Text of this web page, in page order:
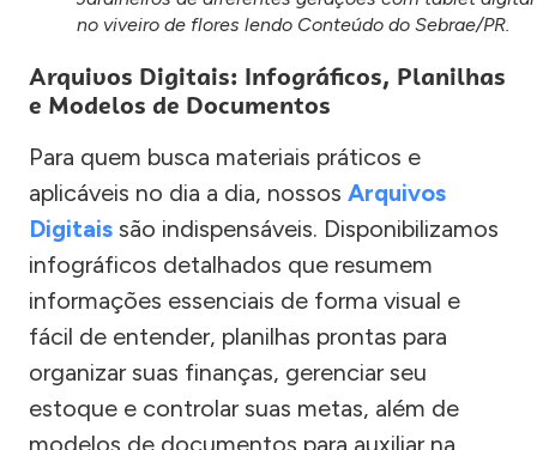
no viveiro de flores lendo Conteúdo do Sebrae/PR.
Arquivos Digitais: Infográficos, Planilhas
e Modelos de Documentos
Para quem busca materiais práticos e
aplicáveis no dia a dia, nossos Arquivos
Digitais são indispensáveis. Disponibilizamos
infográficos detalhados que resumem
informações essenciais de forma visual e
fácil de entender, planilhas prontas para
organizar suas finanças, gerenciar seu
estoque e controlar suas metas, além de
modelos de documentos para auxiliar na